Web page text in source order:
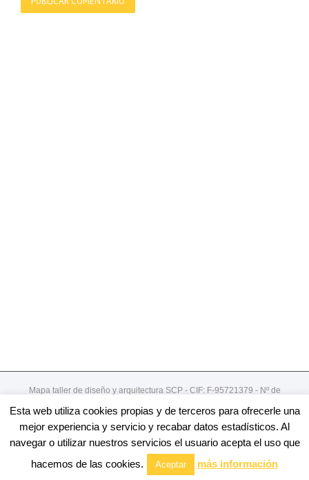
Mapa taller de diseño y arquitectura SCP - CIF: F-95721379 - Nº de
Gordoniz 44, 5º - dto 7- 48002 - Bilbao / 94 4078913
FacebookTwitterLinkedinYoutube
Esta web utiliza cookies propias y de terceros para ofrecerle una
mejor experiencia y servicio y recabar datos estadísticos. Al
navegar o utilizar nuestros servicios el usuario acepta el uso que
hacemos de las cookies.
Aceptar más información